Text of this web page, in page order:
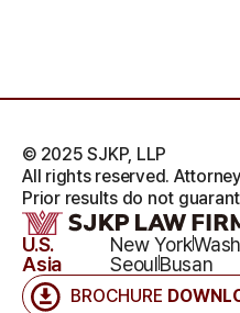
BROCHURE
U.S. New York
Asia
SeoulBusan
© 2025 SJKP, LLP
All rights reserved.
Prior results do not